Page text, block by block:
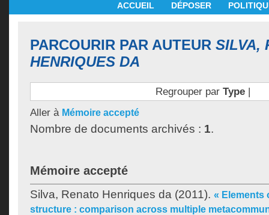
ACCUEIL DÉPOSER
PARCOURIR PAR AUTEUR SILVA,
HENRIQUES DA
Regrouper par Type|
Aller à Mémoire accepté
Nombre de documents archivés : 1.
Mémoire accepté
Silva, Renato Henriques da (2011). « Elements
structure : comparison across multiple